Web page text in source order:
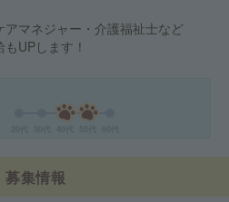
マネジャー・介護福祉士など
UPします！
募集情報